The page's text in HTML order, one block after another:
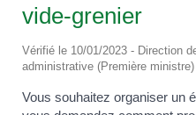
vide-grenier
Vérifié le 10/01/2023 - Direction
administrative (Première ministre)
Vous souhaitez organiser un